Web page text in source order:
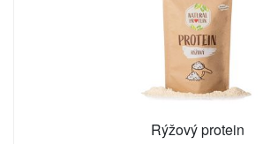
Rýžový protein